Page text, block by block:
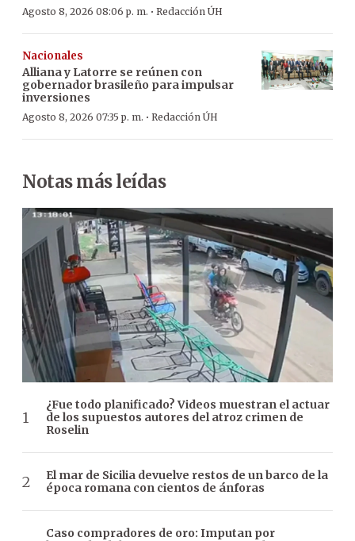
Agosto 8, 2026 08:06 p. m. · Redacción ÚH
Nacionales
Alliana y Latorre se reúnen con
gobernador brasileño para impulsar
inversiones
Agosto 8, 2026 07:35 p. m. · Redacción ÚH
Notas más leídas
¿Fue todo planificado? Videos muestran el actuar
de los supuestos autores del atroz crimen de
Roselin
El mar de Sicilia devuelve restos de un barco de la
época romana con cientos de ánforas
Caso compradores de oro: Imputan por